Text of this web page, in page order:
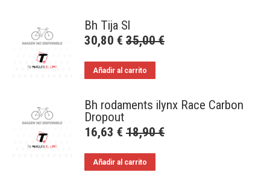
Bh Tija Sl
30,80 € 35,00€
Añadir al carrito
Bh rodaments ilynx Race Carbon
Dropout
16,63 € 18,90€
Añadir al carrito